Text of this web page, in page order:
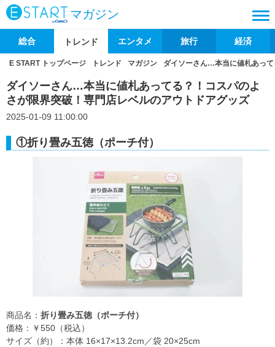
マガジン
総合 トレンド エンタメ 旅行 経済
E START トップページ トレンド マガジン ダイソーさん…本当に値札あっ
ダイソーさん…本当に値札あってる？！コスパのよ
さが限界突破！専門店レベルのアウトドアグッズ
2025-01-09 11:00:00
①折り畳み五徳（ポーチ付）
商品名： 折り畳み五徳（ポーチ付）
価格：￥550（税込）
サイズ（約）：本体 16×17×13.2cm／袋 20×25cm